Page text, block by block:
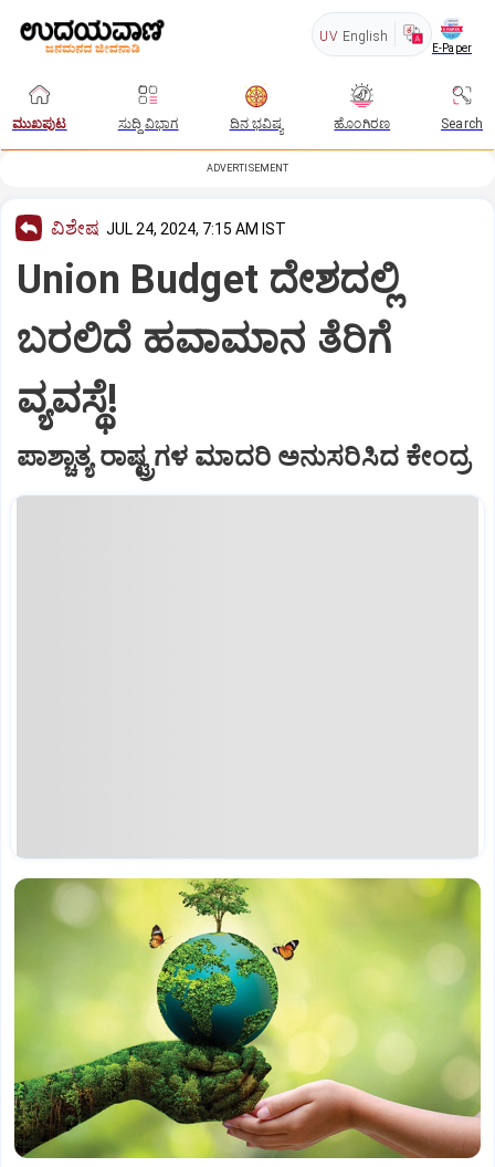
UV English
E-Paper
ಮುಖಪುಟ ಸುದ್ದಿ ವಿಭಾಗ ದಿನ ಭವಿಷ್ಯ ಹೊಂಗಿರಣ Search
ADVERTISEMENT
ವಿಶೇಷ JUL 24, 2024, 7:15 AM IST
Union Budget ದೇಶದಲ್ಲಿ
ಬರಲಿದೆ ಹವಾಮಾನ ತೆರಿಗೆ
ವ್ಯವಸ್ಥೆ!
ಪಾಶ್ಚಾತ್ಯ ರಾಷ್ಟ್ರಗಳ ಮಾದರಿ ಅನುಸರಿಸಿದ ಕೇಂದ್ರ